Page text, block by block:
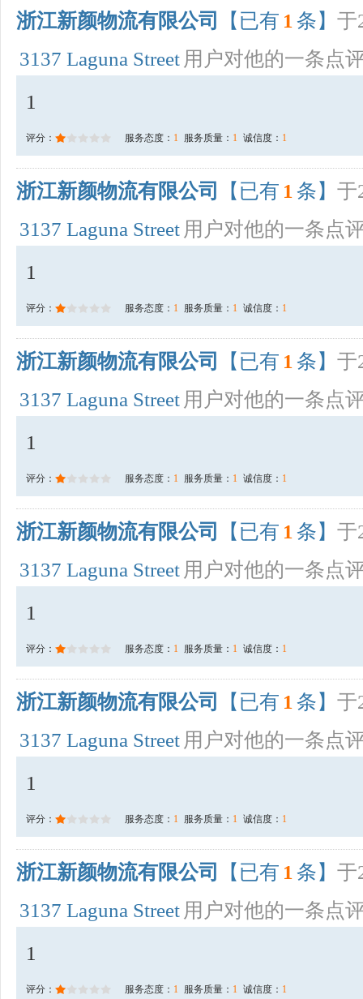
浙江新颜物流有限公司 【已有 1 条】 于
3137 Laguna Street 用户对他的一条点
1
评分： 服务态度： 1 服务质量： 1 诚信度： 1
浙江新颜物流有限公司 【已有 1 条】 于
3137 Laguna Street 用户对他的一条点
1
评分： 服务态度： 1 服务质量： 1 诚信度： 1
浙江新颜物流有限公司 【已有 1 条】 于
3137 Laguna Street 用户对他的一条点
1
评分： 服务态度： 1 服务质量： 1 诚信度： 1
浙江新颜物流有限公司 【已有 1 条】 于
3137 Laguna Street 用户对他的一条点
1
评分： 服务态度： 1 服务质量： 1 诚信度： 1
浙江新颜物流有限公司 【已有 1 条】 于
3137 Laguna Street 用户对他的一条点
1
评分： 服务态度： 1 服务质量： 1 诚信度： 1
浙江新颜物流有限公司 【已有 1 条】 于
3137 Laguna Street 用户对他的一条点
1
评分： 服务态度： 1 服务质量： 1 诚信度： 1